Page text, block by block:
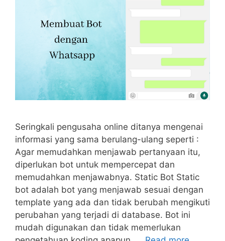
Seringkali pengusaha online ditanya mengenai
informasi yang sama berulang-ulang seperti :
Agar memudahkan menjawab pertanyaan itu,
diperlukan bot untuk mempercepat dan
memudahkan menjawabnya. Static Bot Static
bot adalah bot yang menjawab sesuai dengan
template yang ada dan tidak berubah mengikuti
perubahan yang terjadi di database. Bot ini
mudah digunakan dan tidak memerlukan